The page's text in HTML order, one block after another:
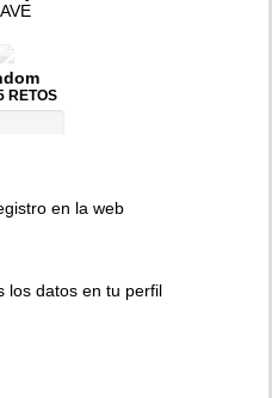
RETOS
en la web
los datos en tu perfil